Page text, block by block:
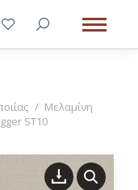
Μελαμίνη
ST10